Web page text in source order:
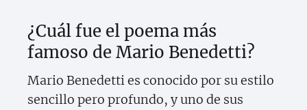
¿Cuál fue el poema más
famoso de Mario Benedetti?
Mario Benedetti es conocido por su estilo
sencillo pero profundo, y uno de sus